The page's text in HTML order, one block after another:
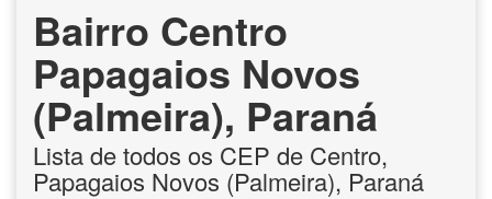
Bairro Centro
Papagaios Novos
(Palmeira), Paraná
Lista de todos os CEP de Centro,
Papagaios Novos (Palmeira), Paraná